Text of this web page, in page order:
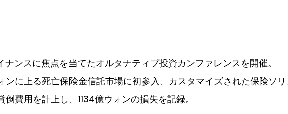
ンスに焦点を当てたオルタナティブ投資カンファレンスを開催。
ンに上る死亡保険金信託市場に初参入、カスタマイズされた保険ソリ
費用を計上し、1134億ウォンの損失を記録。